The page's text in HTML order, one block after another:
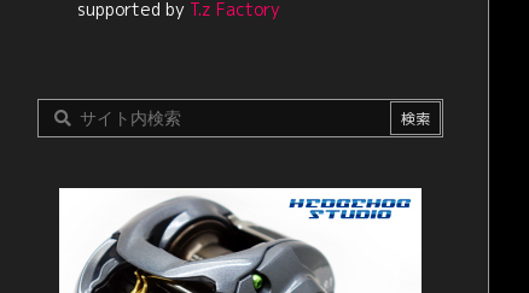
supported by T.z Factory